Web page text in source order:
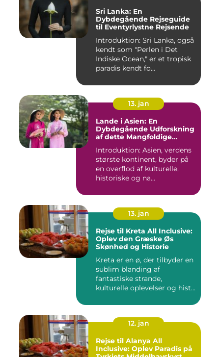
Sri Lanka: En
Dybdegående Rejseguide
til Eventyrlystne Rejsende
Introduktion: Sri Lanka, også
kendt som "Perlen i Det
Indiske Ocean," er et tropisk
paradis kendt fo...
13. jan
Lande i Asien: En
Dybdegående Udforskning
af dette Mangfoldige
Introduktion: Asien, verdens
største kontinent, byder på
en overflod af kulturelle,
historiske og na...
13. jan
Rejse til Kreta All Inclusive:
Oplev den Græske Øs
Skønhed og Historie
Kreta er en ø, der tilbyder en
sublim blanding af
fantastiske strande,
kulturelle oplevelser og hist...
12. jan
Rejse til Alanya All
Inclusive: Oplev Paradis på